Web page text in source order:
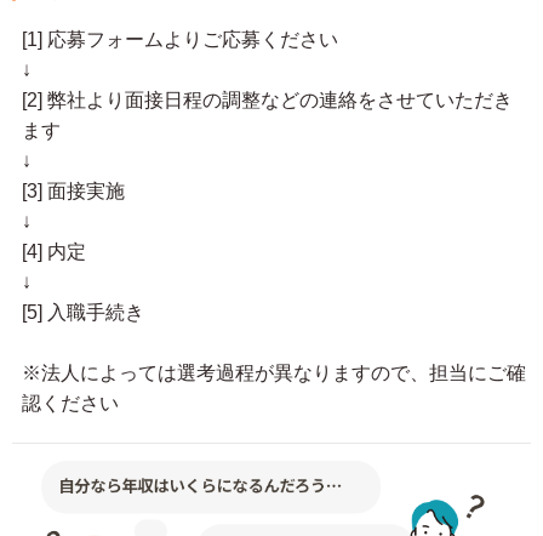
[1] 応募フォームよりご応募ください
↓
[2] 弊社より面接日程の調整などの連絡をさせていただき
ます
↓
[3] 面接実施
↓
[4] 内定
↓
[5] 入職手続き
※法人によっては選考過程が異なりますので、担当にご確
認ください